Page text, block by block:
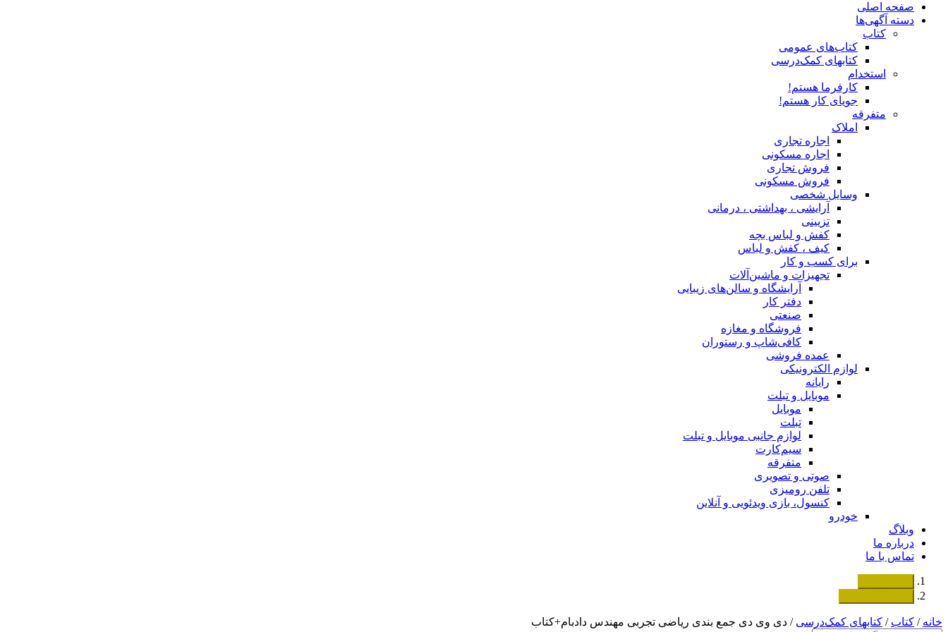
صفحه اصلی
دسته آگهی‌ها
کتاب
کتاب‌های عمومی
کتابهای کمک‌درسی
استخدام
کارفرما هستم!
جویای کار هستم!
متفرقه
املاک
اجاره تجاری
اجاره مسکونی
فروش تجاری
فروش مسکونی
وسایل شخصی
آرایشی ، بهداشتی ، درمانی
تزیینی
کفش و لباس بچه
کیف ، کفش و لباس
برای کسب و کار
تجهیزات و ماشین‌آلات
آرایشگاه و سالن‌های زیبایی
دفتر کار
صنعتی
فروشگاه و مغازه
کافی‌شاپ و رستوران
عمده فروشی
لوازم الکترونیکی
رایانه
موبایل و تبلت
موبایل
تبلت
لوازم جانبی موبایل و تبلت
سیم‌کارت
متفرقه
صوتی و تصویری
تلفن رومیزی
کنسول، بازی‌ ویدئویی و آنلاین
خودرو
وبلاگ
درباره ما
تماس با ما
خانه / کتاب / کتابهای کمک‌درسی / دی وی دی جمع بندی ریاضی تجربی مهندس دادبام+کتاب